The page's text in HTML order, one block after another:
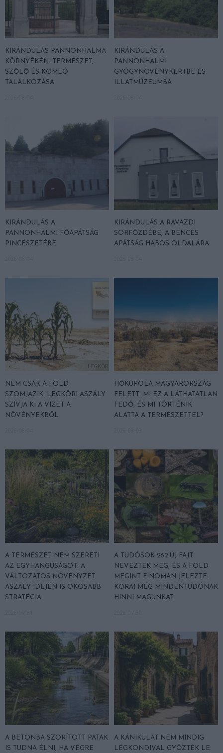
KIRÁNDULÁS PANNONHALMA
KÖRNYÉKÉN: TERMÉSZET,
SZŐLŐ ÉS KOMLÓ
TALÁLKOZÁSA
KIRÁNDULÁS A
PANNONHALMI
GYÓGYNÖVÉNYKERTBE ÉS
ILLATMÚZEUMBA
KIRÁNDULÁS A
PANNONHALMI FŐAPÁTSÁG
PINCÉSZETÉBE
KIRÁNDULÁS A RAVAZDI
SÖRFŐZDÉBE, A BENCÉS
APÁTSÁG HABOS OLDALÁRA
NEM CSAK A FÖLD
SZOMJAZIK: LÉGKÖRI ASZÁLY
SZÍVJA KI A VIZET A
NÖVÉNYEKBŐL
HŐKUPOLA MAGYARORSZÁG
FELETT: MI EZ A LÁTHATATLAN
FEDŐ, ÉS MI TÖRTÉNIK
ALATTA A TERMÉSZETTEL?
A TERMÉSZET NEM SZERETI
AZ EGYHANGÚSÁGOT: A
VÁLTOZATOS NÖVÉNYZET
ASZÁLY IDEJÉN IS OKOSABB
STRATÉGIA
A TUDÓSOK 262 ÚJ FAJT
NEVEZTEK MEG, ÉS A FÖLD
MEGINT FINOMAN JELEZTE:
KORAI MÉG MINDENTUDÓNAK
HINNI MAGUNKAT
A BETONBA SZORÍTOTT PATAK
IS TUDNA ÉLNI, HA VÉGRE
A KÁNIKULÁT NEM MINDIG
LÉGKONDIVAL GYŐZTÉK LE: